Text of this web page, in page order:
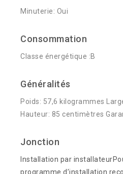
Minuterie: Oui
Consommation
Classe énergétique :B
Généralités
Poids: 57,6 kilogrammes
Hauteur: 85 centimètres
Jonction
Installation par
programme d’installation